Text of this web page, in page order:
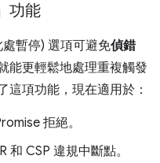
功能
處暫停) 選項可避免偵錯
能更輕鬆地處理重複觸發
這項功能，現在適用於：
拒絕。
和 CSP 違規中斷點。